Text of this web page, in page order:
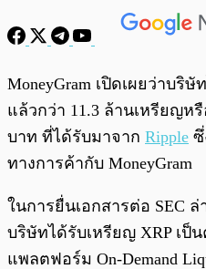
MoneyGram เปิดเผยว่าบริ
แล้วกว่า 11.3 ล้านเหรียญห
บาท ที่ได้รับมาจาก Ripple ซึ่
ทางการค้ากับ MoneyGram
ในการยื่นเอกสารต่อ SEC ล่
บริษัทได้รับเหรียญ XRP เป็
แพลตฟอร์ม On-Demand